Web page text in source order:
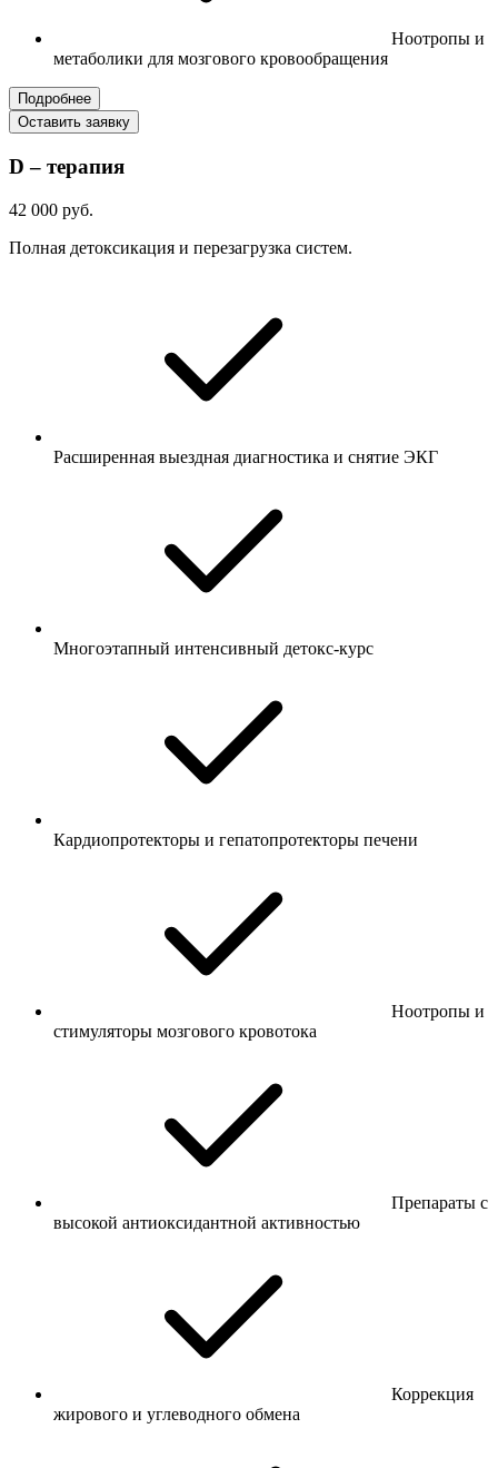
Ноотропы и
метаболики для мозгового кровообращения
Подробнее
Оставить заявку
D – терапия
42 000 руб.
Полная детоксикация и перезагрузка систем.
Расширенная выездная диагностика и снятие ЭКГ
Многоэтапный интенсивный детокс-курс
Кардиопротекторы и гепатопротекторы печени
Ноотропы и
стимуляторы мозгового кровотока
Препараты с
высокой антиоксидантной активностью
Коррекция
жирового и углеводного обмена